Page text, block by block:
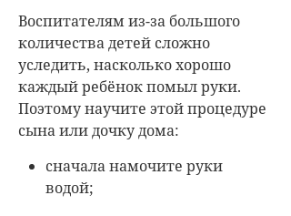
тщательно смываем мыло и
вытираем полотенцем.
Обязательно мойте руки не
только перед едой, но и после
возвращения из детского сада.
Лечимся правильно